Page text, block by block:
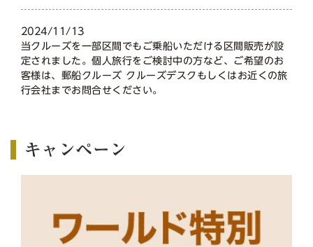
2024/11/13
当クルーズを一部区間でもご乗船いただける区間販売が設
定されました。個人旅行をご検討中の方など、ご希望のお
客様は、郵船クルーズ クルーズデスクもしくはお近くの旅
行会社までお問合せください。
キャンペーン